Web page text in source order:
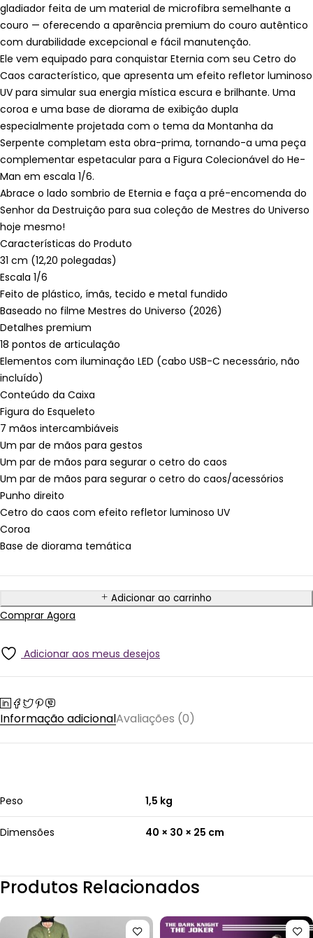
gladiador feita de um material de microfibra semelhante a
couro — oferecendo a aparência premium do couro autêntico
com durabilidade excepcional e fácil manutenção.
Ele vem equipado para conquistar Eternia com seu Cetro do
Caos característico, que apresenta um efeito refletor luminoso
UV para simular sua energia mística escura e brilhante. Uma
coroa e uma base de diorama de exibição dupla
especialmente projetada com o tema da Montanha da
Serpente completam esta obra-prima, tornando-a uma peça
complementar espetacular para a Figura Colecionável do He-
Man em escala 1/6.
Abrace o lado sombrio de Eternia e faça a pré-encomenda do
Senhor da Destruição para sua coleção de Mestres do Universo
hoje mesmo!
Características do Produto
31 cm (12,20 polegadas)
Escala 1/6
Feito de plástico, ímãs, tecido e metal fundido
Baseado no filme Mestres do Universo (2026)
Detalhes premium
18 pontos de articulação
Elementos com iluminação LED (cabo USB-C necessário, não
incluído)
Conteúdo da Caixa
Figura do Esqueleto
7 mãos intercambiáveis
Um par de mãos para gestos
Um par de mãos para segurar o cetro do caos
Um par de mãos para segurar o cetro do caos/acessórios
Punho direito
Cetro do caos com efeito refletor luminoso UV
Coroa
Base de diorama temática
Adicionar ao carrinho
Comprar Agora
Adicionar aos meus desejos
Informação adicionalAvaliações (0)
Peso 1,5 kg
Dimensões 40 × 30 × 25 cm
Produtos Relacionados